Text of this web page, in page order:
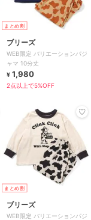
まとめ割
ブリーズ
WEB限定 バリエーションパジ
ャマ 10分丈
¥ 1,980
2点以上で5%OFF
まとめ割
ブリーズ
WEB限定 バリエーションパジ